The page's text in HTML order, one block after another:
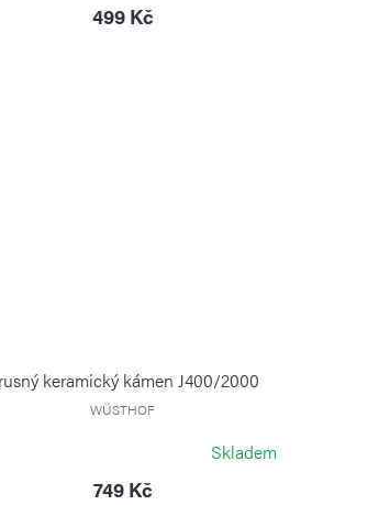
499 Kč
keramický kámen J400/2000
WÜSTHOF
Skladem
749 Kč